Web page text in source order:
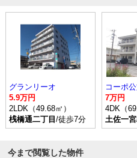
グランリーオ
5.9万円
2LDK（49.68㎡）
桟橋通二丁目 /徒歩7分
コーポ
7万円
4DK（
土佐一宮
今まで閲覧した物件